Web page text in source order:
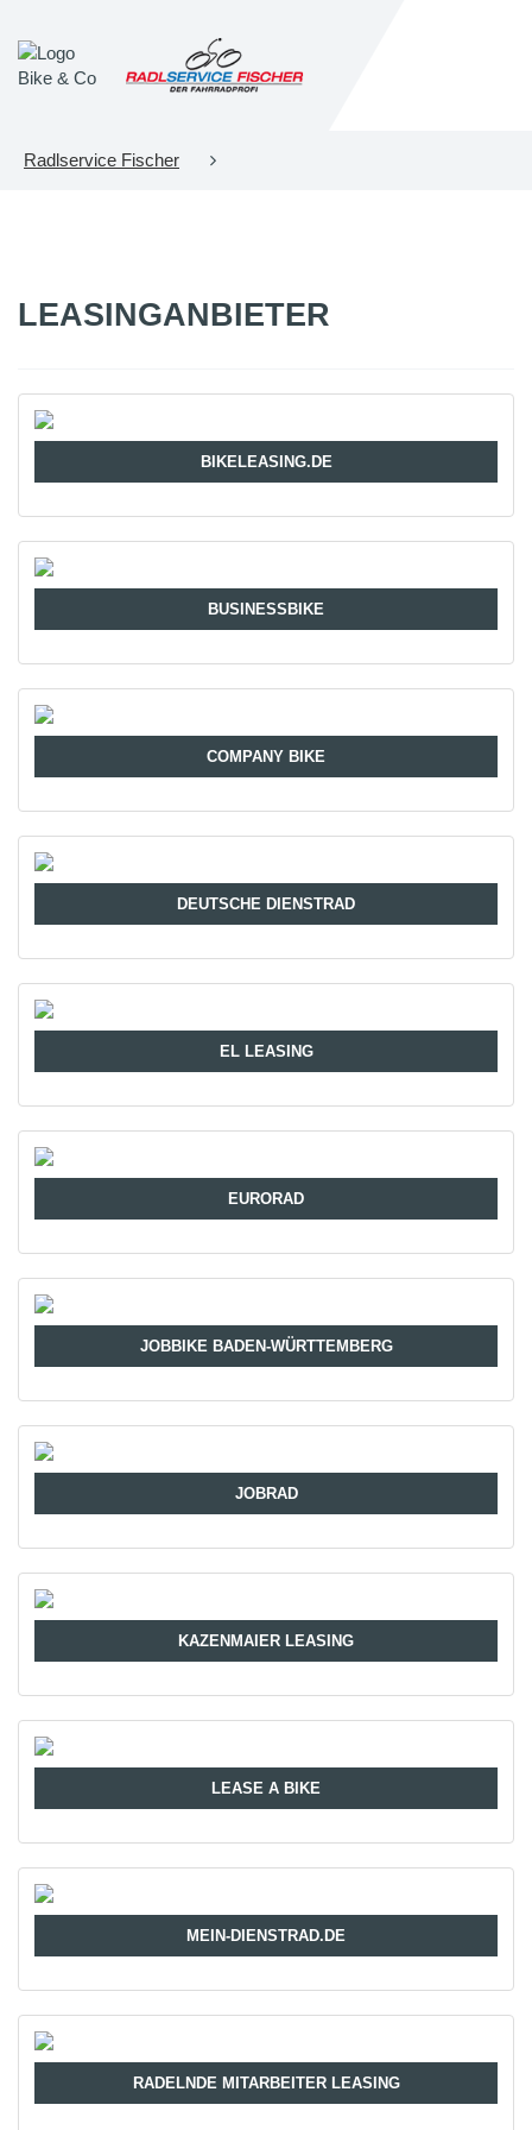
Radlservice Fischer
LEASINGANBIETER
BIKELEASING.DE
BUSINESSBIKE
COMPANY BIKE
DEUTSCHE DIENSTRAD
EL LEASING
EURORAD
JOBBIKE BADEN-WÜRTTEMBERG
JOBRAD
KAZENMAIER LEASING
LEASE A BIKE
MEIN-DIENSTRAD.DE
RADELNDE MITARBEITER LEASING